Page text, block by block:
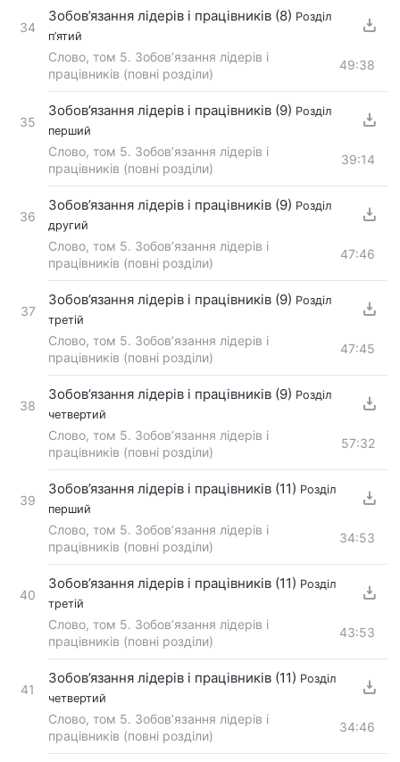
34
Зобов’язання лідерів і працівників (8) Розділ
п’ятий
Слово, том 5. Зобов’язання лідерів і
працівників (повні розділи)
49:38
35
Зобов’язання лідерів і працівників (9) Розділ
перший
Слово, том 5. Зобов’язання лідерів і
працівників (повні розділи)
39:14
36
Зобов’язання лідерів і працівників (9) Розділ
другий
Слово, том 5. Зобов’язання лідерів і
працівників (повні розділи)
47:46
37
Зобов’язання лідерів і працівників (9) Розділ
третій
Слово, том 5. Зобов’язання лідерів і
працівників (повні розділи)
47:45
38
Зобов’язання лідерів і працівників (9) Розділ
четвертий
Слово, том 5. Зобов’язання лідерів і
працівників (повні розділи)
57:32
39
Зобов’язання лідерів і працівників (11) Розділ
перший
Слово, том 5. Зобов’язання лідерів і
працівників (повні розділи)
34:53
40
Зобов’язання лідерів і працівників (11) Розділ
третій
Слово, том 5. Зобов’язання лідерів і
працівників (повні розділи)
43:53
41
Зобов’язання лідерів і працівників (11) Розділ
четвертий
Слово, том 5. Зобов’язання лідерів і
працівників (повні розділи)
34:46